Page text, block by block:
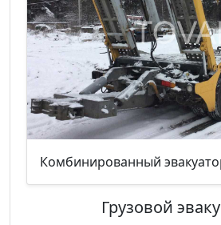
Комбинированный
Грузовой